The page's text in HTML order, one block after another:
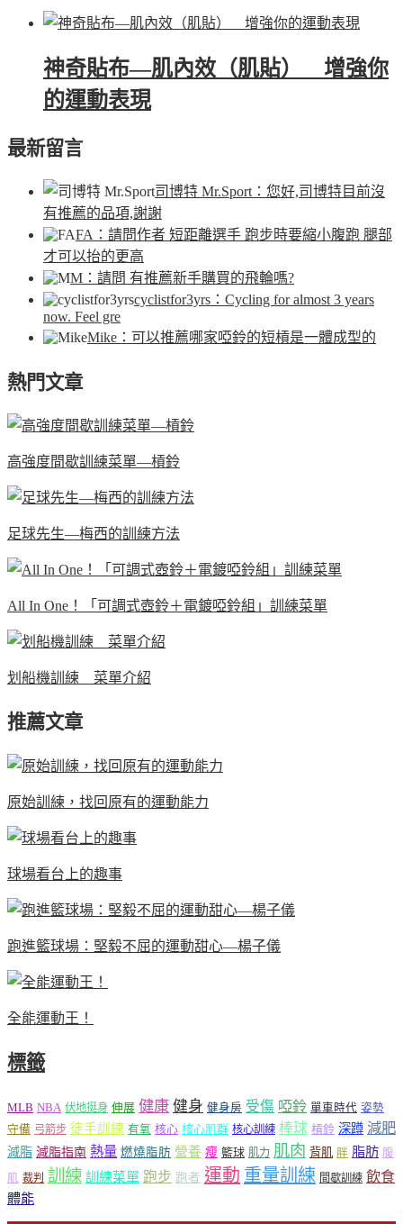
神奇貼布—肌內效（肌貼） 增強你
的運動表現
最新留言
司博特 Mr.Sport ：您好,司博特目前沒
有推薦的品項,謝謝
FA ：請問作者 短距離選手 跑步時要縮小腹跑 腿部
才可以抬的更高
M ：請問 有推薦新手購買的飛輪嗎?
cyclistfor3yrs ：Cycling for almost 3 years
now. Feel gre
Mike ：可以推薦哪家啞鈴的短槓是一體成型的
熱門文章
高強度間歇訓練菜單—槓鈴
足球先生—梅西的訓練方法
All In One！「可調式壺鈴＋電鍍啞鈴組」訓練菜單
划船機訓練 菜單介紹
推薦文章
原始訓練，找回原有的運動能力
球場看台上的趣事
跑進籃球場：堅毅不屈的運動甜心—楊子儀
全能運動王！
標籤
MLB NBA 伏地挺身 伸展 健康 健身 健身房 受傷 啞鈴 單車時代 姿勢
守備 弓箭步 徒手訓練 有氧 核心 核心肌群 核心訓練 棒球 槓鈴 深蹲 減肥
減脂 減脂指南 熱量 燃燒脂肪 營養 瘦 籃球 肌力 肌肉 背肌 胖 脂肪 腹
肌 裁判 訓練 訓練菜單 跑步 跑者 運動 重量訓練 間歇訓練 飲食
體能